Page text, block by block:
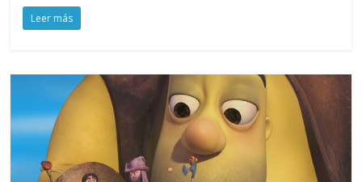
Leer más